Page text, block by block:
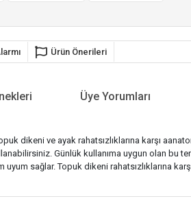
Ürün Önerileri
Üye Yorumları
dikeni ve ayak rahatsızlıklarına karşı
Günlük kullanıma uygun olan bu
sağlar. Topuk dikeni rahatsızlıklarına